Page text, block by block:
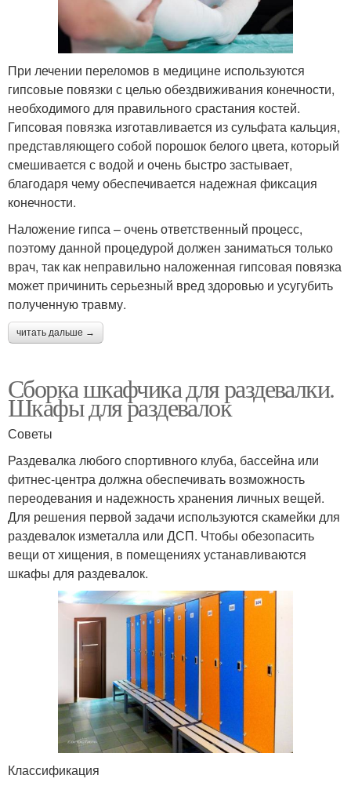
При лечении переломов в медицине используются
гипсовые повязки с целью обездвиживания конечности,
необходимого для правильного срастания костей.
Гипсовая повязка изготавливается из сульфата кальция,
представляющего собой порошок белого цвета, который
смешивается с водой и очень быстро застывает,
благодаря чему обеспечивается надежная фиксация
конечности.
Наложение гипса – очень ответственный процесс,
поэтому данной процедурой должен заниматься только
врач, так как неправильно наложенная гипсовая повязка
может причинить серьезный вред здоровью и усугубить
полученную травму.
читать дальше →
Сборка шкафчика для раздевалки.
Шкафы для раздевалок
Советы
Раздевалка любого спортивного клуба, бассейна или
фитнес-центра должна обеспечивать возможность
переодевания и надежность хранения личных вещей.
Для решения первой задачи используются скамейки для
раздевалок изметалла или ДСП. Чтобы обезопасить
вещи от хищения, в помещениях устанавливаются
шкафы для раздевалок.
Классификация